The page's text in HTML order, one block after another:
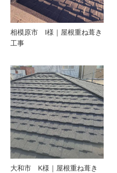
相模原市 I様｜屋根重ね葺き
工事
大和市 K様｜屋根重ね葺き